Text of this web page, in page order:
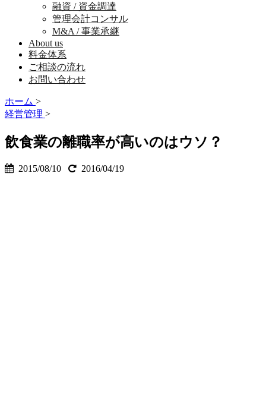
融資 / 資金調達
管理会計コンサル
M&A / 事業承継
About us
料金体系
ご相談の流れ
お問い合わせ
ホーム >
経営管理 >
飲食業の離職率が高いのはウソ？
2015/08/10 2016/04/19